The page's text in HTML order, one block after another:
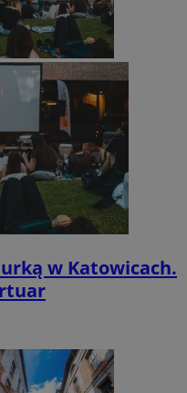
w Katowicach.